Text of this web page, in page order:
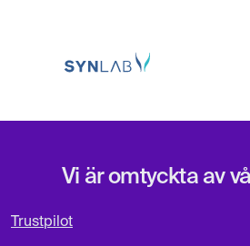
Vi är omtyckta av
Trustpilot